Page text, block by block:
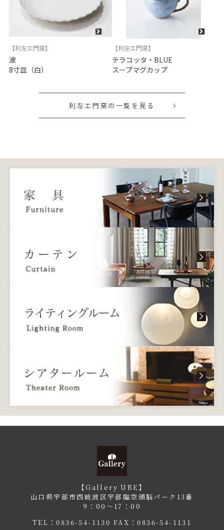
【利左エ門窯】
波
8寸皿（白）
【利左エ門窯】
テラコッタ・BLUE
スープマグカップ
利左エ門窯の一覧を見る
【Gallery UBE】
山口県宇部市西岐波区宇部臨空頭脳パーク13番
9：00〜17：00
TEL：0836-54-1130 FAX：0836-54-1131